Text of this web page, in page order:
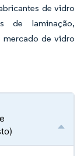
de vidro
de laminação,
de vidro